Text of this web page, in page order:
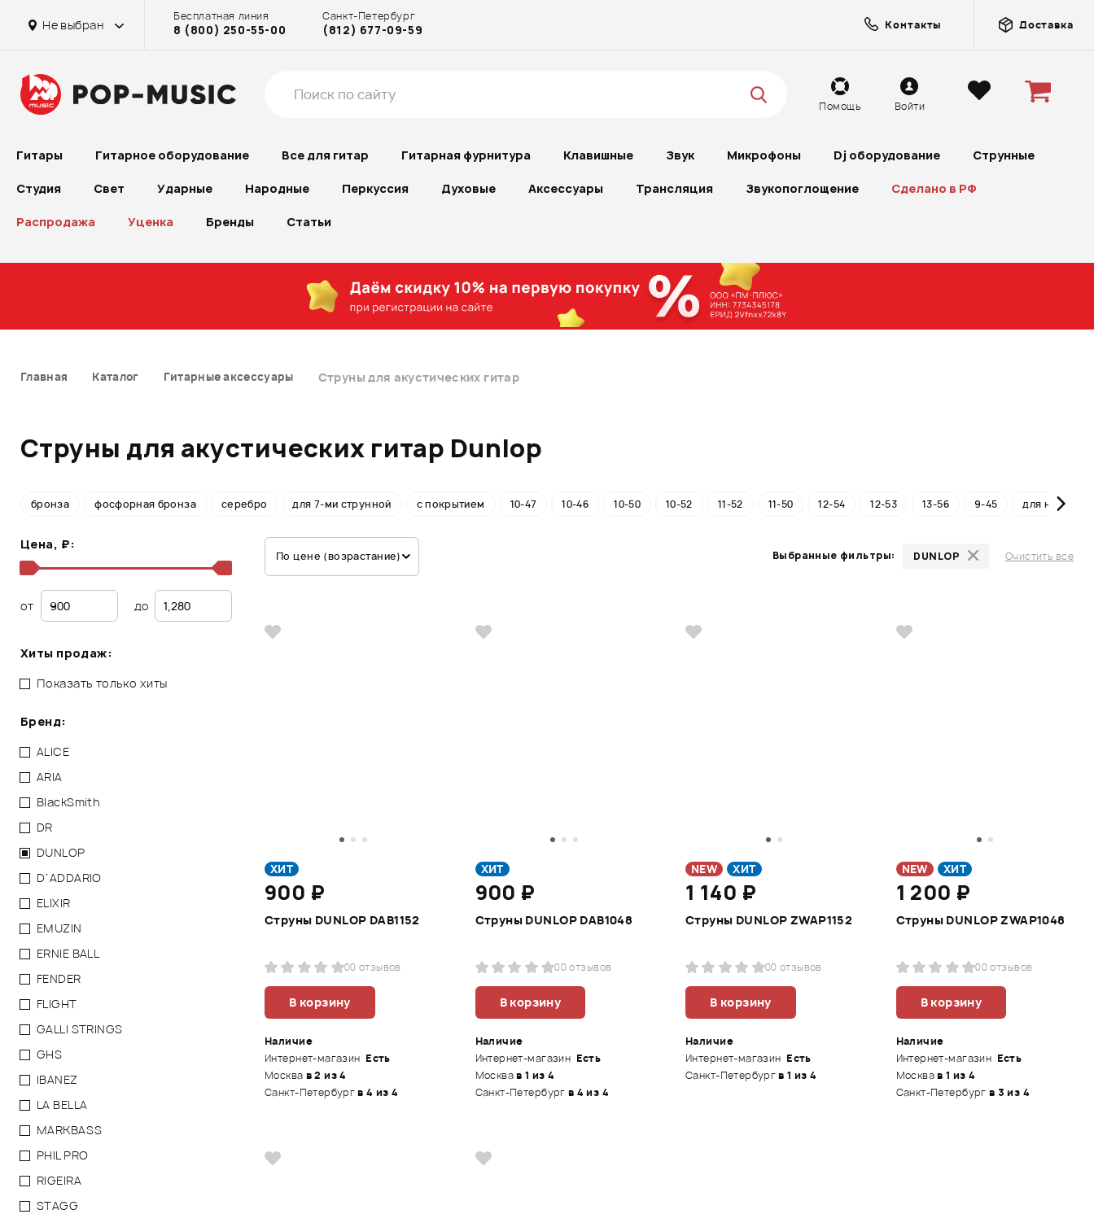
Не выбран
Бесплатная линия
8 (800) 250-55-00
Санкт-Петербург
(812) 677-09-59 Контакты Доставка
Помощь Войти
Гитары Гитарное оборудование Все для гитар Гитарная фурнитура Клавишные Звук Микрофоны Dj оборудование Струнные
Студия Свет Ударные Народные Перкуссия Духовые Аксессуары Трансляция Звукопоглощение Сделано в РФ
Распродажа Уценка Бренды Статьи
Главная Каталог Гитарные аксессуары Струны для акустических гитар
Струны для акустических гитар Dunlop
бронза фосфорная бронза серебро для 7-ми струнной с покрытием 10-47 10-46 10-50 10-52 11-52 11-50 12-54 12-53 13-56 9-45 для
Цена, ₽:
от до
Хиты продаж:
Показать только хиты
Бренд:
ALICE
ARIA
BlackSmith
DR
DUNLOP
D`ADDARIO
ELIXIR
EMUZIN
ERNIE BALL
FENDER
FLIGHT
GALLI STRINGS
GHS
IBANEZ
LA BELLA
MARKBASS
PHIL PRO
RIGEIRA
STAGG
По цене (возрастание) Выбранные фильтры: DUNLOP Очистить все
ХИТ
900 ₽
Струны DUNLOP DAB1152
00 отзывов
В корзину
Наличие
Интернет-магазин Есть
Москва в 2 из 4
Санкт-Петербургв 4 из 4
ХИТ
900 ₽
Струны DUNLOP DAB1048
00 отзывов
В корзину
Наличие
Интернет-магазин Есть
Москвав 1 из 4
Санкт-Петербург в 4 из 4
NEW ХИТ
1 140 ₽
Струны DUNLOP ZWAP1152
00 отзывов
В корзину
Наличие
Интернет-магазин Есть
Санкт-Петербургв 1 из 4
NEW ХИТ
1 200 ₽
Струны DUNLOP ZWAP1048
00 отзывов
В корзину
Наличие
Интернет-магазин Есть
Москвав 1 из 4
Санкт-Петербург в 3 из 4
на Октябрьском поле
на Бассейной
на Бассейной
на Бассейной
на Рубинштейна